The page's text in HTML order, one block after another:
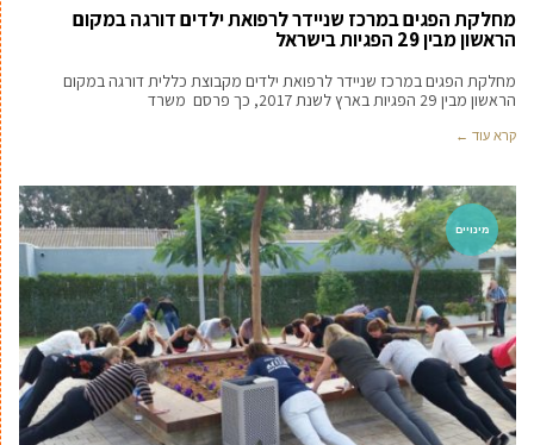
מחלקת הפגים במרכז שניידר לרפואת ילדים דורגה במקום
הראשון מבין 29 הפגיות בישראל
מחלקת הפגים במרכז שניידר לרפואת ילדים מקבוצת כללית דורגה במקום
הראשון מבין 29 הפגיות בארץ לשנת 2017, כך פרסם משרד
קרא עוד ←
מינויים